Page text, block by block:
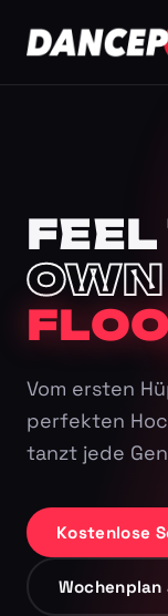
FEEL
Vom ersten
perfekten
tanzt jede
Kostenlose
Wochenplan